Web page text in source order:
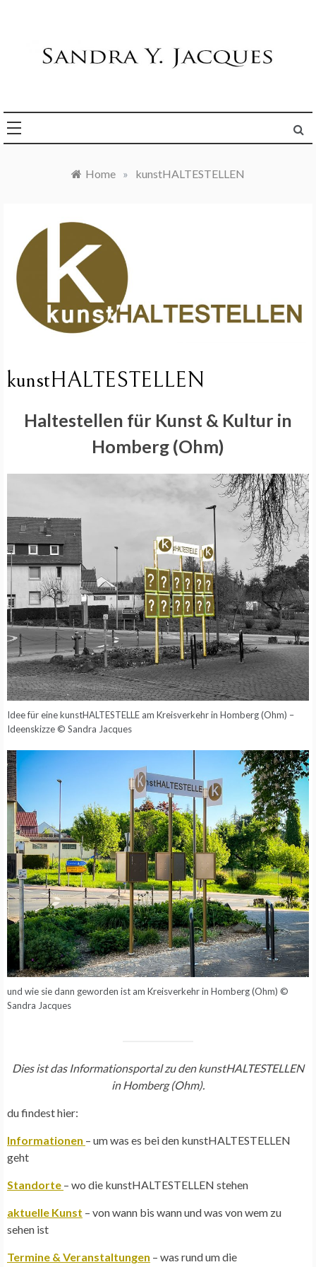
Home » kunstHALTESTELLEN
kunstHALTESTELLEN
Haltestellen für Kunst & Kultur in
Homberg (Ohm)
Idee für eine kunstHALTESTELLE am Kreisverkehr in Homberg (Ohm) –
Ideenskizze © Sandra Jacques
und wie sie dann geworden ist am Kreisverkehr in Homberg (Ohm) ©
Sandra Jacques
Dies ist das Informationsportal zu den kunstHALTESTELLEN
in Homberg (Ohm).
du findest hier:
Informationen – um was es bei den kunstHALTESTELLEN
geht
Standorte – wo die kunstHALTESTELLEN stehen
aktuelle Kunst – von wann bis wann und was von wem zu
sehen ist
Termine & Veranstaltungen – was rund um die